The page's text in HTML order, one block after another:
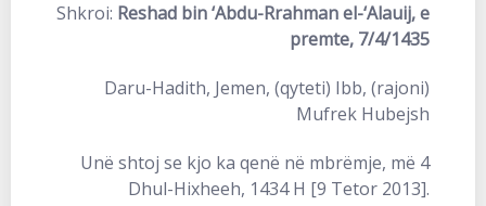
Shkroi: Reshad bin ‘Abdu-Rrahman el-‘Alauij, e
premte, 7/4/1435
Daru-Hadith, Jemen, (qyteti) Ibb, (rajoni)
Mufrek Hubejsh
Unë shtoj se kjo ka qenë në mbrëmje, më 4
Dhul-Hixheeh, 1434 H [9 Tetor 2013].